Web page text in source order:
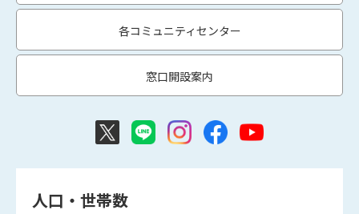
各コミュニティセンター
窓口開設案内
人口・世帯数